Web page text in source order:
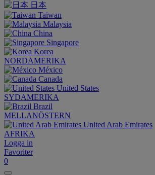
日本
Taiwan
Malaysia
China
Singapore
Korea
NORDAMERIKA
México
Canada
United States
SYDAMERIKA
Brazil
MELLANÖSTERN
United Arab Emirates
AFRIKA
Logga in
Favoriter
0